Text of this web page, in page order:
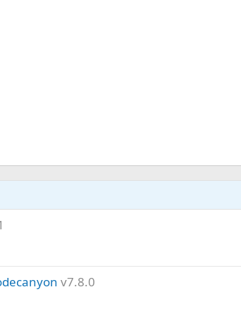
v7.8.0